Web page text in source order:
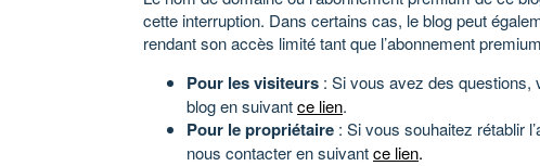
cette interruption. Dans certains cas, le blog peut
rendant son accès limité tant que l’abonnement
Pour les visiteurs : Si vous avez des questions,
blog en suivantce lien.
Pour le propriétaire : Si vous souhaitez rétablir
nous contacter en suivantce lien.